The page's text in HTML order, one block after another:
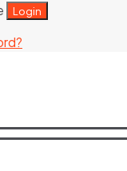
Login